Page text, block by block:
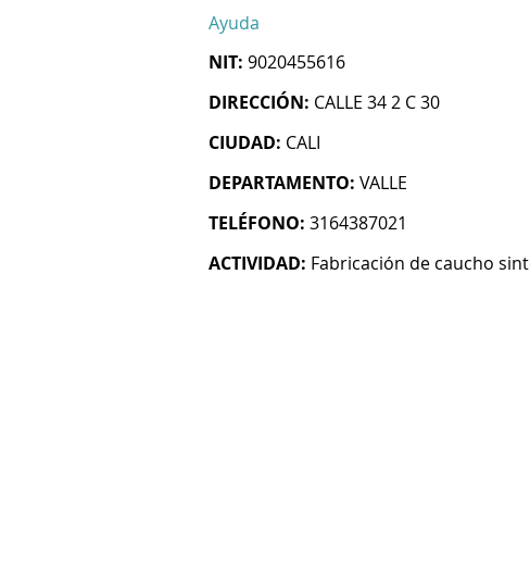
Ayuda
NIT: 9020455616
DIRECCIÓN: CALLE 34 2 C 30
CIUDAD: CALI
DEPARTAMENTO: VALLE
TELÉFONO: 3164387021
ACTIVIDAD: Fabricación de caucho